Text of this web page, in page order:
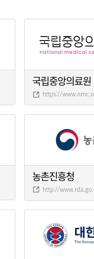
국립중앙의료원
https://
농촌진흥청
http://